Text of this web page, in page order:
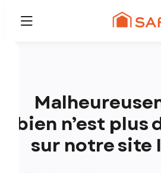
bien n’est plus
sur notre site